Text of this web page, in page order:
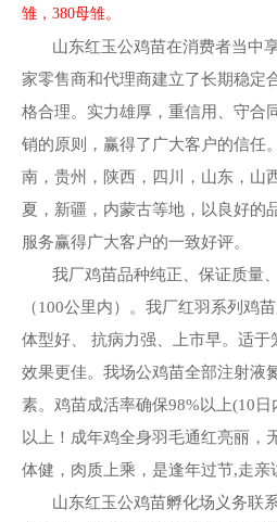
1 2
雏，380母雏。
山东红玉公鸡苗在消费者当中
家零售商和代理商建立了长期稳定
格合理。实力雄厚，重信用、守合
销的原则，赢得了广大客户的信任
南，贵州，陕西，四川，山东，山
夏，新疆，内蒙古等地，以良好的
服务赢得广大客户的一致好评。
我厂鸡苗品种纯正、保证质量
（100公里内）。我厂红羽系列鸡
体型好、 抗病力强、上市早。适于
效果更佳。我场公鸡苗全部注射液
素。鸡苗成活率确保98%以上(10
以上！成年鸡全身羽毛通红亮丽，
体健，肉质上乘，是逢年过节,走亲
山东红玉公鸡苗孵化场义务联系